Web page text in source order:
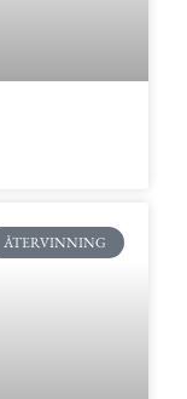
ÅTERVINNING